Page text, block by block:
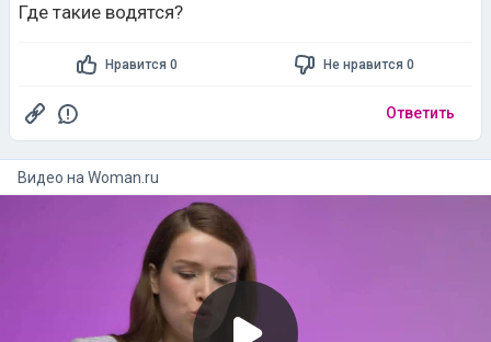
Где такие водятся?
Нравится 0 Не нравится 0
Ответить
Видео на woman.ru